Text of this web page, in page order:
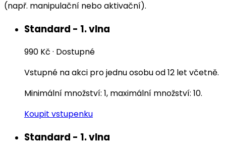
(např. manipulační nebo aktivační).
Standard - 1. vlna
990 Kč · Dostupné
Vstupné na akci pro jednu osobu od 12 let včetně.
Minimální množství: 1, maximální množství: 10.
Koupit vstupenku
Standard - 1. vlna